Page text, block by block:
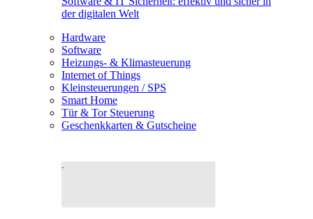
der digitalen Welt
Hardware
Software
Heizungs- & Klimasteuerung
Internet of Things
Kleinsteuerungen / SPS
Smart Home
Tür & Tor Steuerung
Geschenkkarten & Gutscheine